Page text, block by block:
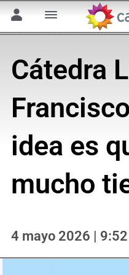
Cátedra
idea es
mucho
4 mayo 2026 | 9:52